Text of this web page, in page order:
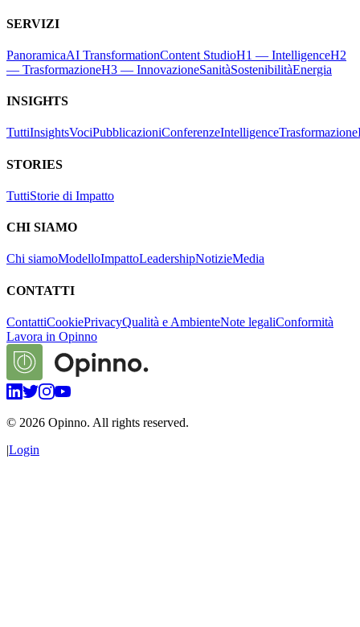
SERVIZI
PanoramicaAI TransformationContent StudioH1 — IntelligenceH2
— TrasformazioneH3 — InnovazioneSanitàSostenibilitàEnergia
INSIGHTS
TuttiInsightsVociPubblicazioniConferenzeIntelligenceTrasformazione
STORIES
TuttiStorie di Impatto
CHI SIAMO
Chi siamoModelloImpattoLeadershipNotizieMedia
CONTATTI
ContattiCookiePrivacyQualità e AmbienteNote legaliConformità
Lavora in Opinno
© 2026 Opinno. All rights reserved.
|Login